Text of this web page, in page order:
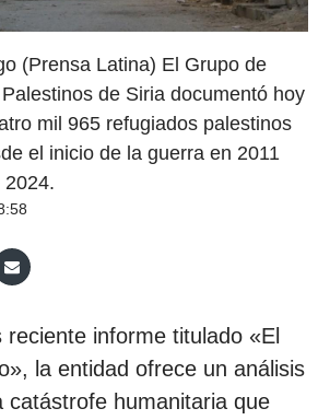
(Prensa Latina) El Grupo de
de Siria documentó hoy
mil 965 refugiados palestinos
el inicio de la guerra en 2011
2024.
reciente informe titulado «El
la entidad ofrece un análisis
catástrofe humanitaria que